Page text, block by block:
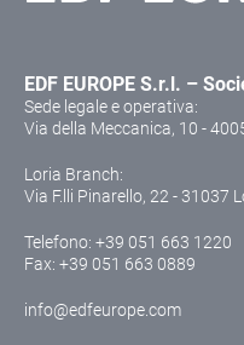
EDF EUROPE S.r.l. –
Sede legale e operativa:
Via della Meccanica, 10 -
Loria Branch:
Via F.lli Pinarello, 22 - 31037
Telefono: +39 051 663 1220
Fax: +39 051 663 0889
info@edfeurope.com